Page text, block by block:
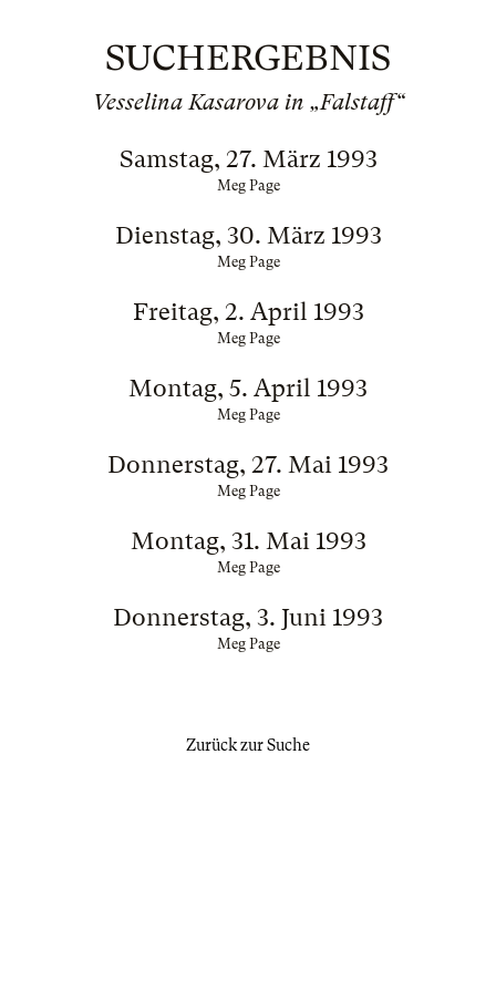
SUCHERGEBNIS
Vesselina Kasarova in „Falstaff“
Samstag, 27. März 1993
Meg Page
Dienstag, 30. März 1993
Meg Page
Freitag, 2. April 1993
Meg Page
Montag, 5. April 1993
Meg Page
Donnerstag, 27. Mai 1993
Meg Page
Montag, 31. Mai 1993
Meg Page
Donnerstag, 3. Juni 1993
Meg Page
Zurück zur Suche